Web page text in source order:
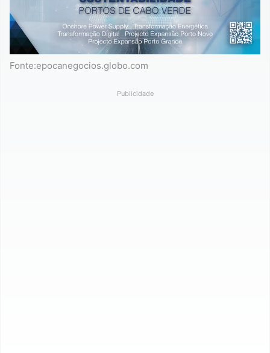
Fonte:epocanegocios.globo.com
Publicidade